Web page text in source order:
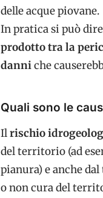
delle acque piovane.
In pratica si può
prodotto tra la
danniche
Quali sono le
Ilrischio
del territorio (ad
pianura) e anche
o non cura del